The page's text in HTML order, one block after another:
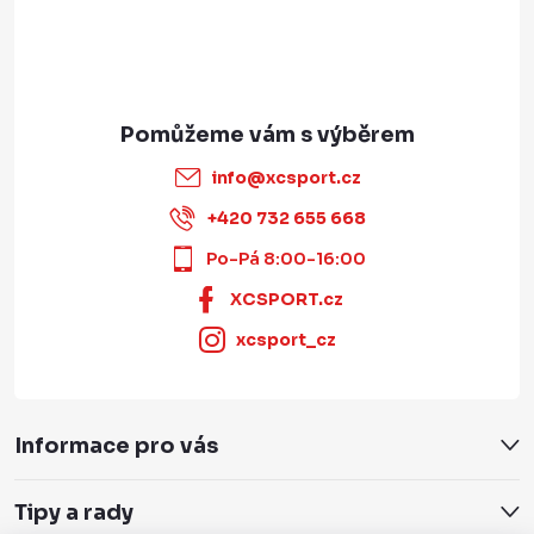
info@xcsport.cz
+420 732 655 668
Po-Pá 8:00-16:00
XCSPORT.cz
xcsport_cz
Informace pro vás
Tipy a rady